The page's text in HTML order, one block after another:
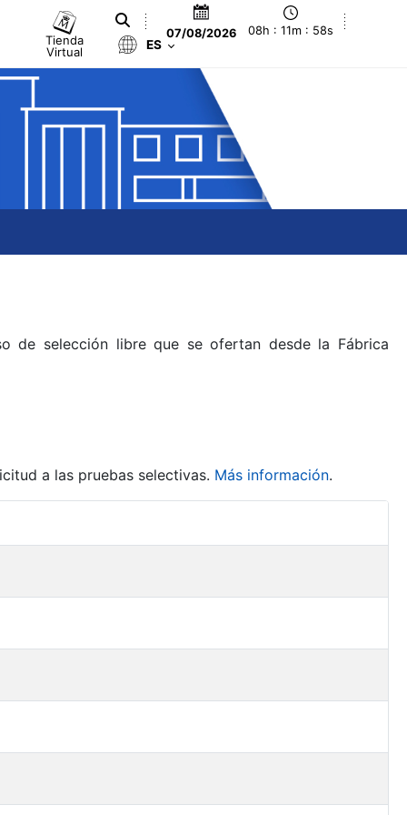
Tienda
Virtual
07/08/2026 08h : 11m : 58s
ES
de selección libre que se ofertan desde la Fábrica
a las pruebas selectivas. Más información.